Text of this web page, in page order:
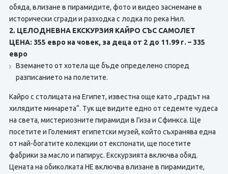
обяда, влизане в пирамидите, фото и видео заснемане в
исторически сгради и разходка с лодка по река Нил.
2. ЦЕЛОДНЕВНА ЕКСКУРЗИЯ КАЙРО СЪС САМОЛЕТ
ЦЕНА: 355 евро на човек, за деца от 2 до 11.99 г. – 335
евро
Вземането от хотела ще бъде определено според
разписанието на полетите.
Кайро с столицата на Египет, известна още като „градът на
хилядите минарета“. Тук ще видите едно от седемте чудеса
на света, мистериозните пирамиди в Гиза и Сфинкса. Ще
посетите и Големият египетски музей, който съхранява една
от най-богатите колекции от експонати, ще посетите
фабрики за масло и папирус. Екскурзията включва обяд.
Цената на обиколката НЕ включва влизане в пирамидите,